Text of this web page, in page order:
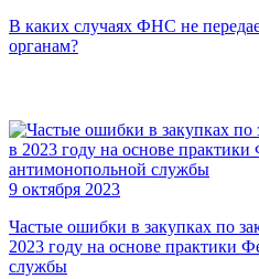
В каких случаях ФНС не
органам?
9 октября 2023
Частые ошибки в закупках по
2023 году на основе практики
службы